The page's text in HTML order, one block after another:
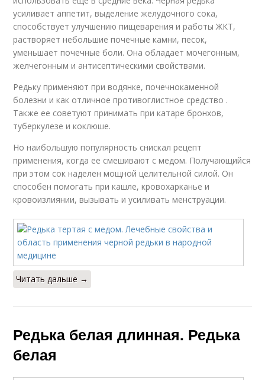
усиливает аппетит, выделение желудочного сока,
способствует улучшению пищеварения и работы ЖКТ,
растворяет небольшие почечные камни, песок,
уменьшает почечные боли. Она обладает мочегонным,
желчегонным и антисептическими свойствами.
Редьку применяют при водянке, почечнокаменной
болезни и как отличное противоглистное средство .
Также ее советуют принимать при катаре бронхов,
туберкулезе и коклюше.
Но наибольшую популярность снискал рецепт
применения, когда ее смешивают с медом. Получающийся
при этом сок наделен мощной целительной силой. Он
способен помогать при кашле, кровохарканье и
кровоизлиянии, вызывать и усиливать менструации.
Читать дальше →
Редька белая длинная. Редька
белая